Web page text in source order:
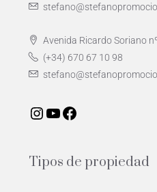
Avenida Ricardo Soriano
(+34) 670 67 10 98
Tipos de propiedad